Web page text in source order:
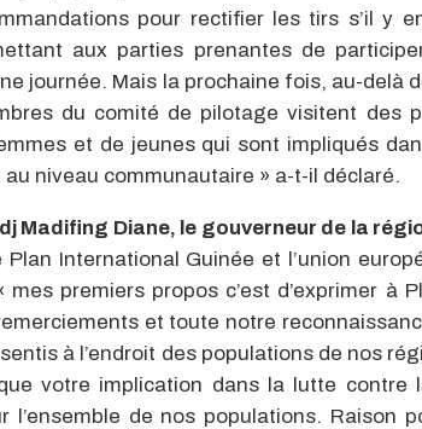
pour rectifier les tirs s’il y
aux parties prenantes de
journée. Mais la prochaine fois, au-delà
du comité de pilotage visitent des
et de jeunes qui sont impliqués
niveau communautaire » a-t-il déclaré.
Madifing Diane, le gouverneur de la
International Guinée et l’union
premiers propos c’est d’exprimer à
et toute notre
à l’endroit des populations de nos
votre implication dans la lutte contre
l’ensemble de nos populations. Raison